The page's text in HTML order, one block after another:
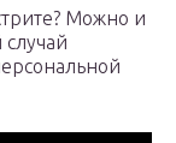
Можно и